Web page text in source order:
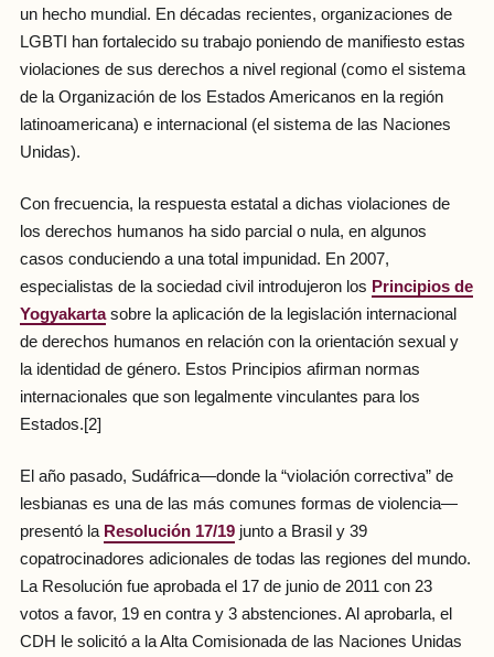
un hecho mundial. En décadas recientes, organizaciones de
LGBTI han fortalecido su trabajo poniendo de manifiesto estas
violaciones de sus derechos a nivel regional (como el sistema
de la Organización de los Estados Americanos en la región
latinoamericana) e internacional (el sistema de las Naciones
Unidas).
Con frecuencia, la respuesta estatal a dichas violaciones de
los derechos humanos ha sido parcial o nula, en algunos
casos conduciendo a una total impunidad. En 2007,
especialistas de la sociedad civil introdujeron los Principios de
Yogyakartasobre la aplicación de la legislación internacional
de derechos humanos en relación con la orientación sexual y
la identidad de género. Estos Principios afirman normas
internacionales que son legalmente vinculantes para los
Estados.[2]
El año pasado, Sudáfrica—donde la “violación correctiva” de
lesbianas es una de las más comunes formas de violencia—
presentó la Resolución 17/19junto a Brasil y 39
copatrocinadores adicionales de todas las regiones del mundo.
La Resolución fue aprobada el 17 de junio de 2011 con 23
votos a favor, 19 en contra y 3 abstenciones. Al aprobarla, el
CDH le solicitó a la Alta Comisionada de las Naciones Unidas